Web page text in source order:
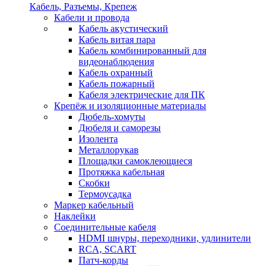
Кабель, Разъемы, Крепеж
Кабели и провода
Кабель акустический
Кабель витая пара
Кабель комбинированный для
видеонаблюдения
Кабель охранный
Кабель пожарный
Кабеля электрические для ПК
Крепёж и изоляционные материалы
Дюбель-хомуты
Дюбеля и саморезы
Изолента
Металлорукав
Площадки самоклеющиеся
Протяжка кабельная
Скобки
Термоусадка
Маркер кабельный
Наклейки
Соединительные кабеля
HDMI шнуры, переходники, удлинители
RCA, SCART
Патч-корды